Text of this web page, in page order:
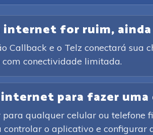
internet for ruim,
Callback e o Telz conectará sua
conectividade limitada.
para fazer uma
qualquer celular ou telefone
controlar o aplicativo e configurar